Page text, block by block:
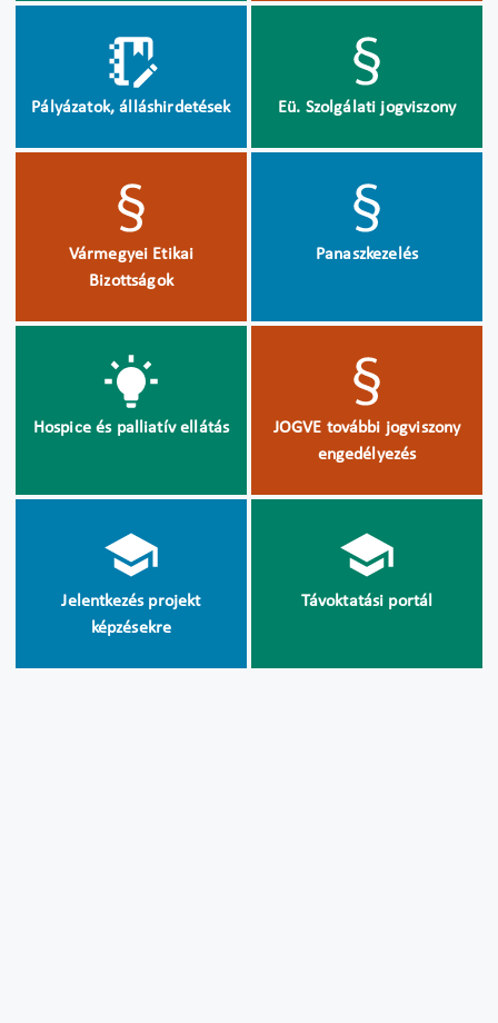
Pályázatok, álláshirdetések Eü. Szolgálati jogviszony
Vármegyei Etikai
Bizottságok
Panaszkezelés
Hospice és palliatív ellátás
JOGVE további jogviszony
engedélyezés
Jelentkezés projekt
képzésekre
Távoktatási portál